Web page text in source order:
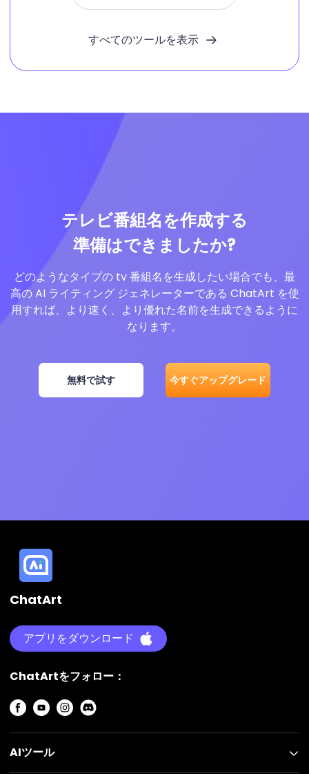
すべてのツールを表示
テレビ番組名を作成する
準備はできましたか?
どのようなタイプの tv 番組名を生成したい場合でも、最
高の AI ライティング ジェネレーターである ChatArt を使
用すれば、より速く、より優れた名前を生成できるように
なります。
無料で試す 今すぐアップグレード
ChatArt
アプリをダウンロード
ChatArtをフォロー：
AIツール